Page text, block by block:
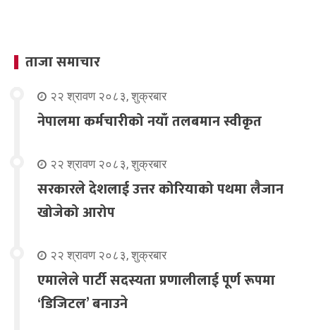
ताजा समाचार
२२ श्रावण २०८३, शुक्रबार
नेपालमा कर्मचारीको नयाँ तलबमान स्वीकृत
२२ श्रावण २०८३, शुक्रबार
सरकारले देशलाई उत्तर कोरियाको पथमा लैजान
खोजेको आरोप
२२ श्रावण २०८३, शुक्रबार
एमालेले पार्टी सदस्यता प्रणालीलाई पूर्ण रूपमा
‘डिजिटल’ बनाउने